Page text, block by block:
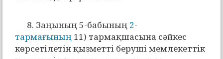
8. Заңының 5-бабының 2-
тармағының 11) тармақшасына сәйкес
көрсетілетін қызметті беруші мемлекеттік